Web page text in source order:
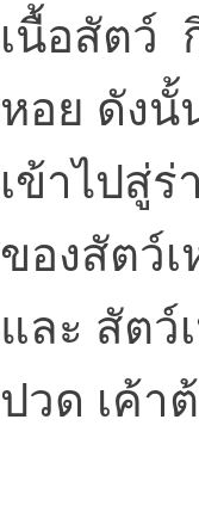
เนื้อสัตว์
หอย ดังนั้
เข้าไปสู่
ของสัตว์
และ สัตว์
ปวด เค้า